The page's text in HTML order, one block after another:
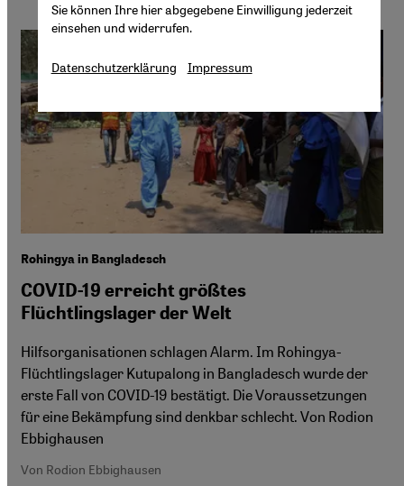
Rohingya in Bangladesch
COVID-19 erreicht größtes
Flüchtlingslager der Welt
Hilfsorganisationen schlagen Alarm. Im Rohingya-
Flüchtlingslager Kutupalong in Bangladesch wurde der
erste Fall von COVID-19 bestätigt. Die Voraussetzungen
für eine Bekämpfung sind denkbar schlecht. Von Rodion
Ebbighausen
Von Rodion Ebbighausen
Sie können Ihre hier abgegebene Einwilligung jederzeit
einsehen und widerrufen.
Datenschutzerklärung Impressum